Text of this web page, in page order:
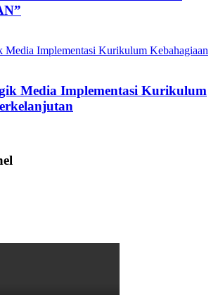
Media Implementasi Kurikulum